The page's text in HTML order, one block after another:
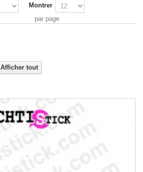
Montrer
par page
Afficher tout